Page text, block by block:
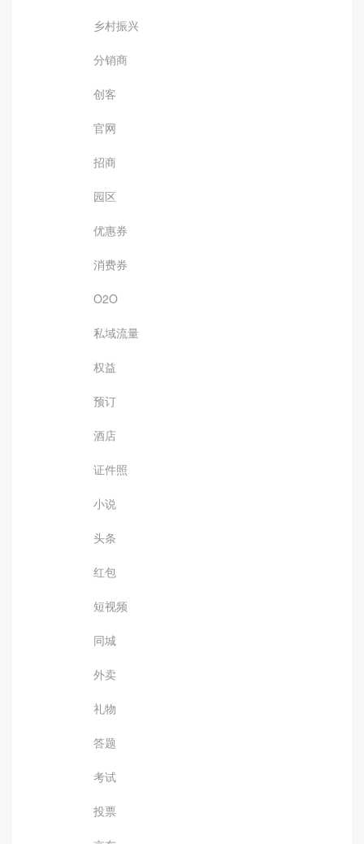
乡村振兴
分销商
创客
官网
招商
园区
优惠券
消费券
O2O
私域流量
权益
预订
酒店
证件照
小说
头条
红包
短视频
同城
外卖
礼物
答题
考试
投票